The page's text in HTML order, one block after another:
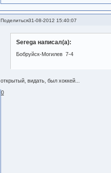
Поделиться31-08-2012 15:40:07
Serega написал(а):
Бобруйск-Могилев 7-4
открытый, видать, был хоккей...
0